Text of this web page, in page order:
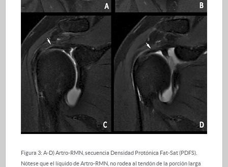
Figura 3: A-D) Artro-RMN, secuencia Densidad Protónica Fat-Sat (PDFS).
Nótese que el líquido de Artro-RMN, no rodea al tendón de la porción larga